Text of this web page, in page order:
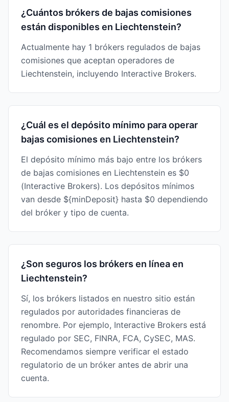
¿Cuántos brókers de bajas comisiones
están disponibles en Liechtenstein?
Actualmente hay 1 brókers regulados de bajas
comisiones que aceptan operadores de
Liechtenstein, incluyendo Interactive Brokers.
¿Cuál es el depósito mínimo para operar
bajas comisiones en Liechtenstein?
El depósito mínimo más bajo entre los brókers
de bajas comisiones en Liechtenstein es $0
(Interactive Brokers). Los depósitos mínimos
van desde ${minDeposit} hasta $0 dependiendo
del bróker y tipo de cuenta.
¿Son seguros los brókers en línea en
Liechtenstein?
Sí, los brókers listados en nuestro sitio están
regulados por autoridades financieras de
renombre. Por ejemplo, Interactive Brokers está
regulado por SEC, FINRA, FCA, CySEC, MAS.
Recomendamos siempre verificar el estado
regulatorio de un bróker antes de abrir una
cuenta.